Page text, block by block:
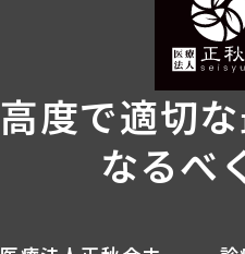
高度で適切
なるべ